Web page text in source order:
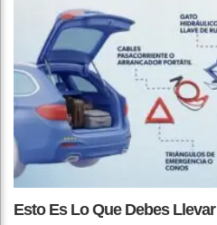
Esto Es Lo Que Debes